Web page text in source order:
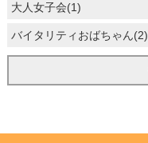
大人女子会(1)
バイタリティおばちゃん(2)